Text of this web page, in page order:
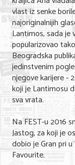
ADRESAR
Posao
Usluge
Nega lica i tela
Shopping
Sve za venčanje
Sve za decu
vlast iz senke
najoriginalnijih
Lantimos, sada je
popularizovao
Beogradska
jedinstvenim
njegove karijere -
koji je Lantimosu
sva vrata.
Na FEST-u 2016
Jastog, za koji je
dobio je Gran pri
Favourite.